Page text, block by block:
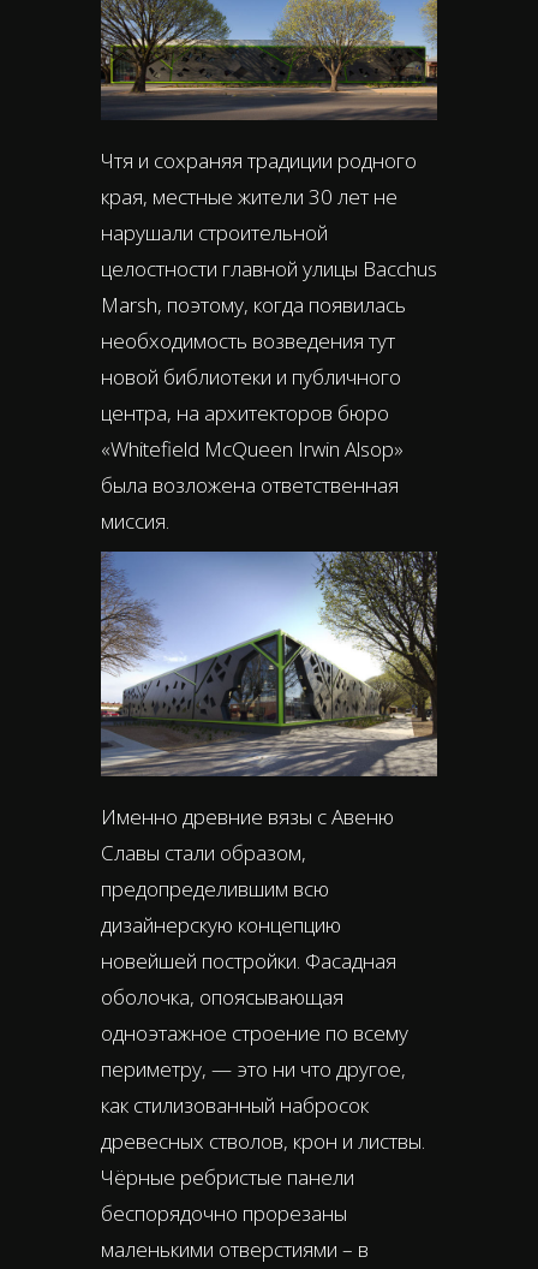
Чтя и сохраняя традиции родного
края, местные жители 30 лет не
нарушали строительной
целостности главной улицы Bacchus
Marsh, поэтому, когда появилась
необходимость возведения тут
новой библиотеки и публичного
центра, на архитекторов бюро
«Whitefield McQueen Irwin Alsop»
была возложена ответственная
миссия.
Именно древние вязы с Авеню
Славы стали образом,
предопределившим всю
дизайнерскую концепцию
новейшей постройки. Фасадная
оболочка, опоясывающая
одноэтажное строение по всему
периметру, — это ни что другое,
как стилизованный набросок
древесных стволов, крон и листвы.
Чёрные ребристые панели
беспорядочно прорезаны
маленькими отверстиями – в